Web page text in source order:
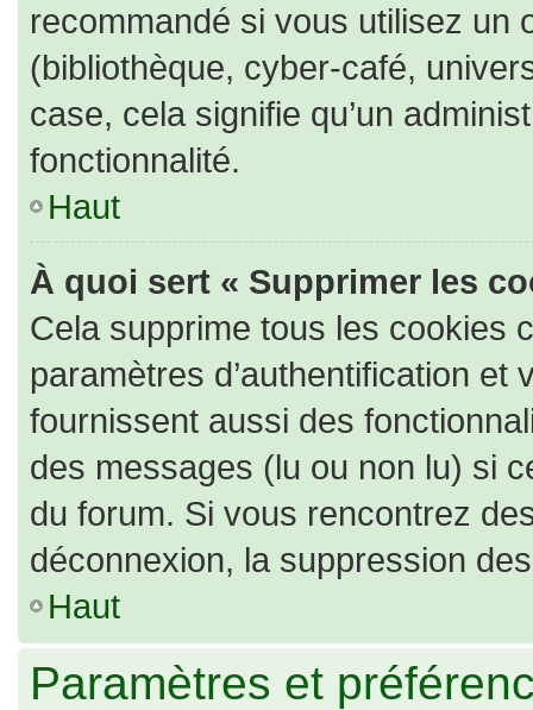
recommandé si vous utilisez un
(bibliothèque, cyber-café,
case, cela signifie qu’un
fonctionnalité.
Haut
À quoi sert « Supprimer les
Cela supprime tous les cookies
paramètres d’authentification
fournissent aussi des
des messages (lu ou non lu) si
du forum. Si vous rencontrez
déconnexion, la suppression
Haut
Paramètres et